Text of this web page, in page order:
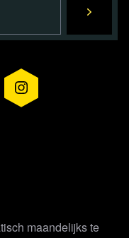
maandelijks te